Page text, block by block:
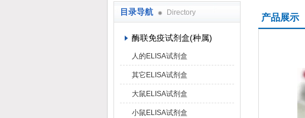
目录导航 Directory
酶联免疫试剂盒(种属)
人的ELISA试剂盒
其它ELISA试剂盒
大鼠ELISA试剂盒
小鼠ELISA试剂盒
产品展示